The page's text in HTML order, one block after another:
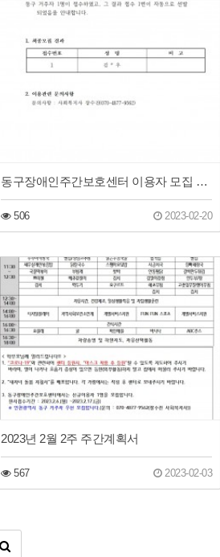
동구장애인주간보호센터 이용자 모집 결과 안내
506 2023-02-20
2023년 2월 2주 주간계획서
567 2023-02-03